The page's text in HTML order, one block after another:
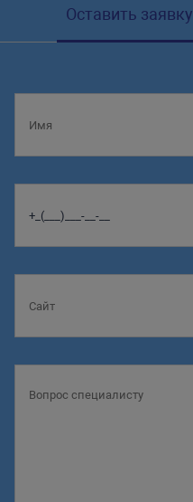
Оставить заявку